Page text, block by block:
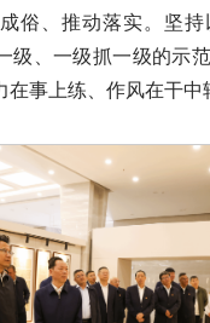
俗、推动落实。坚
级、一级抓一级的示
事上练、作风在干中